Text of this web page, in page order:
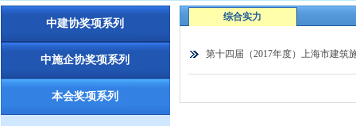
中建协奖项系列
中施企协奖项系列
本会奖项系列
综合实力
第十四届（2017年度）上海市建筑